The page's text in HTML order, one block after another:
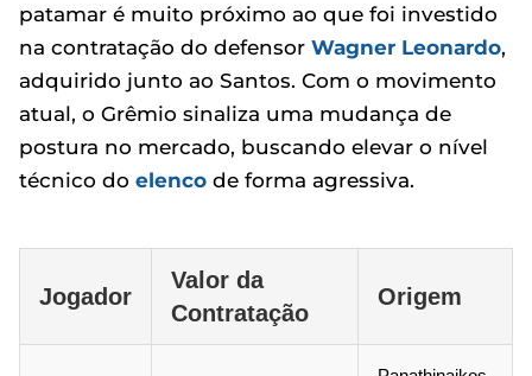
patamar é muito próximo ao que foi investido
na contratação do defensor Wagner Leonardo,
adquirido junto ao Santos. Com o movimento
atual, o Grêmio sinaliza uma mudança de
postura no mercado, buscando elevar o nível
técnico do elenco de forma agressiva.
Jogador
Valor da
Contratação
Origem